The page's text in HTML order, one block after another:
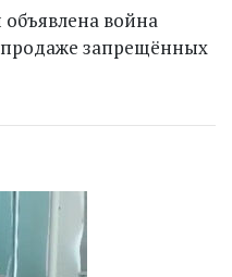
война
запрещённых